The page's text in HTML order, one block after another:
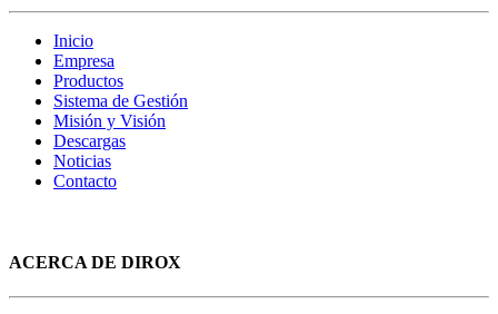
Inicio
Empresa
Productos
Sistema de Gestión
Misión y Visión
Descargas
Noticias
Contacto
ACERCA DE DIROX